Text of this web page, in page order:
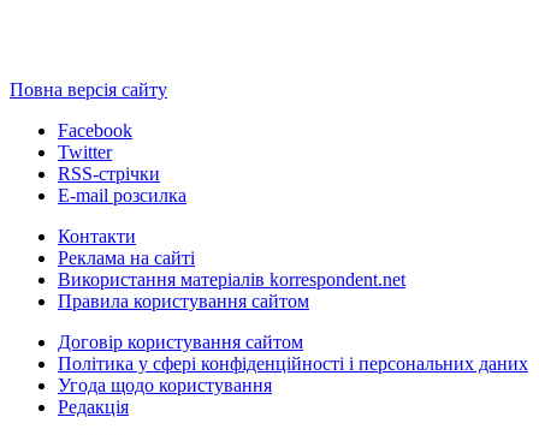
Повна версія сайту
Facebook
Twitter
RSS-стрічки
E-mail розсилка
Контакти
Реклама на сайті
Використання матеріалів korrespondent.net
Правила користування сайтом
Договір користування сайтом
Політика у сфері конфіденційності і персональних даних
Угода щодо користування
Редакція